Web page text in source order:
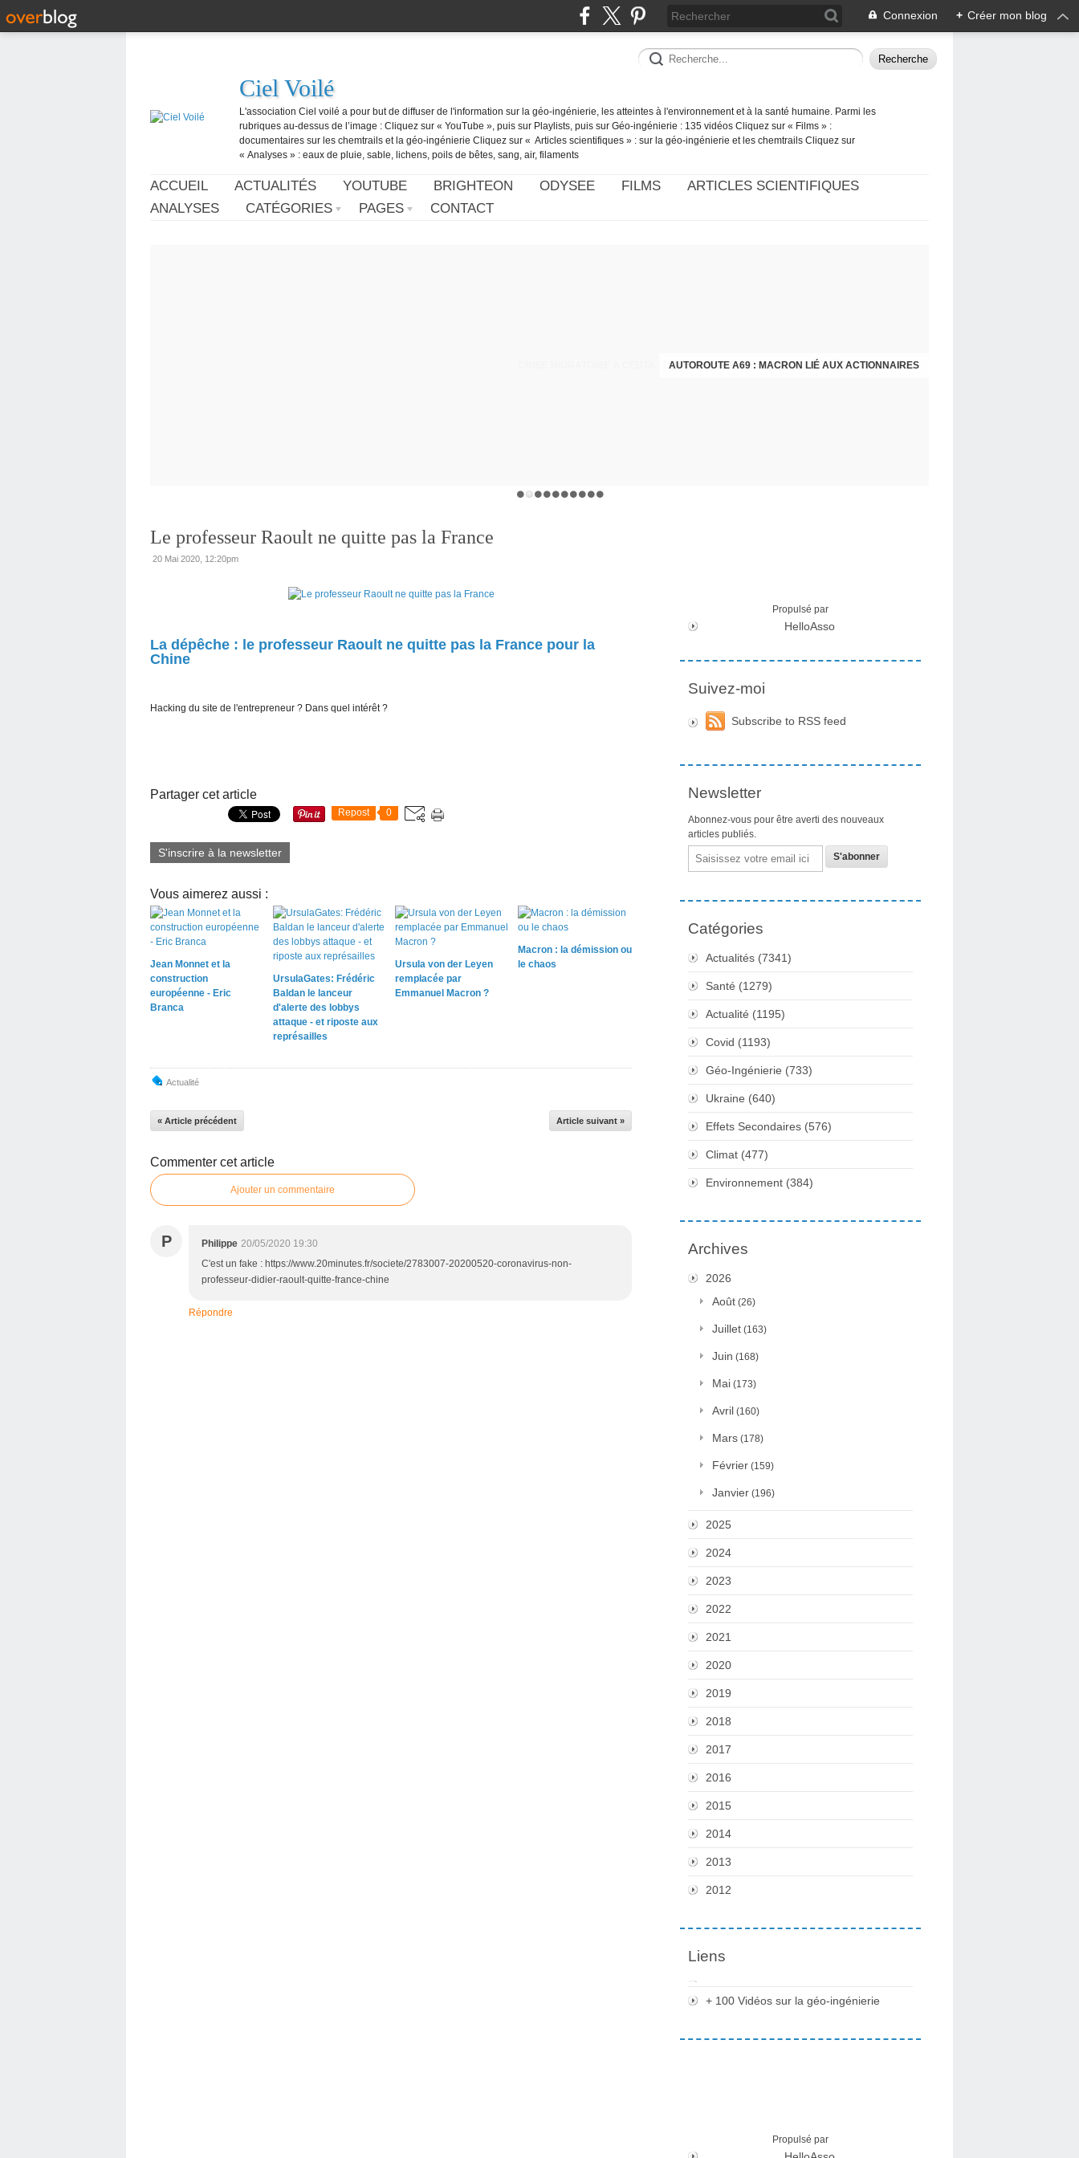
Connexion + Créer mon blog
Ciel Voilé
L'association Ciel voilé a pour but de diffuser de l'information sur la géo-ingénierie, les atteintes à l'environnement et à la santé humaine. Parmi les
rubriques au-dessus de l’image : Cliquez sur « YouTube », puis sur Playlists, puis sur Géo-ingénierie : 135 vidéos Cliquez sur « Films » :
documentaires sur les chemtrails et la géo-ingénierie Cliquez sur « Articles scientifiques » : sur la géo-ingénierie et les chemtrails Cliquez sur
« Analyses » : eaux de pluie, sable, lichens, poils de bêtes, sang, air, filaments
ACCUEIL ACTUALITÉS YOUTUBE BRIGHTEON ODYSEE FILMS
ARTICLES SCIENTIFIQUES
ANALYSES
CATÉGORIES PAGES CONTACT
AUTOROUTE A69 : MACRON LIÉ AUX ACTIONNAIRES
CRISE MIGRATOIRE À CEUTA : UN JEUNE FRANÇAIS SUR PLACE RÉTABLIT LES FAITS ! - RAPHAËL AYMA
Le professeur Raoult ne quitte pas la France
20 Mai 2020, 12:20pm
La dépêche : le professeur Raoult ne quitte pas la France pour la
Chine
Hacking du site de l'entrepreneur ? Dans quel intérêt ?
Partager cet article
Repost 0
S'inscrire à la newsletter
Vous aimerez aussi :
Jean Monnet et la
construction
européenne - Eric
Branca
UrsulaGates: Frédéric
Baldan le lanceur
d'alerte des lobbys
attaque - et riposte aux
représailles
Ursula von der Leyen
remplacée par
Emmanuel Macron ?
Macron : la démission ou
le chaos
Actualité
« Article précédent Article suivant »
Commenter cet article
Ajouter un commentaire
P Philippe 20/05/2020 19:30
C'est un fake : https://www.20minutes.fr/societe/2783007-20200520-coronavirus-non-
professeur-didier-raoult-quitte-france-chine
Répondre
Propulsé par
HelloAsso
Suivez-moi
Subscribe to RSS feed
Newsletter
Abonnez-vous pour être averti des nouveaux
articles publiés.
Email
Catégories
Actualités (7341)
Santé (1279)
Actualité (1195)
Covid (1193)
Géo-Ingénierie (733)
Ukraine (640)
Effets Secondaires (576)
Climat (477)
Environnement (384)
Archives
2026
Août (26)
Juillet (163)
Juin (168)
Mai (173)
Avril (160)
Mars (178)
Février (159)
Janvier (196)
2025
2024
2023
2022
2021
2020
2019
2018
2017
2016
2015
2014
2013
2012
Liens
+ 100 Vidéos sur la géo-ingénierie
Propulsé par